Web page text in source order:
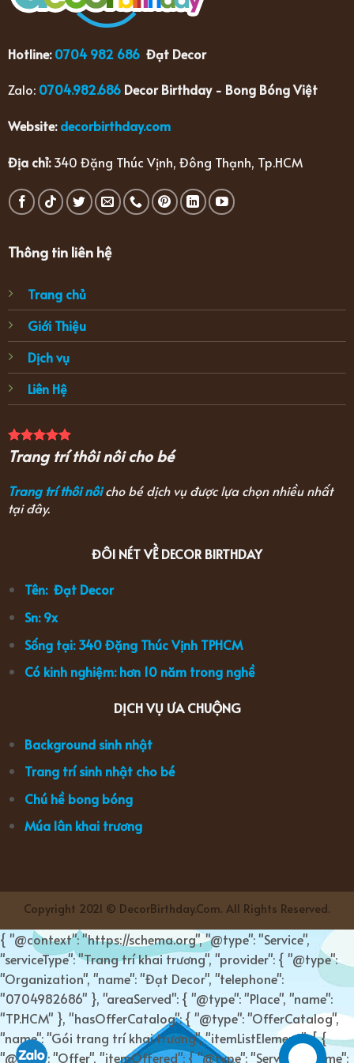
Hotline:0704 982 686 Đạt Decor
Zalo: 0704.982.686 Decor Birthday - Bong Bóng Việt
Website:decorbirthday.com
Địa chỉ:340 Đặng Thúc Vịnh, Đông Thạnh, Tp.HCM
Thông tin liên hệ
Trang chủ
Giới Thiệu
Dịch vụ
Liên Hệ
Trang trí thôi nôi cho bé
Trang trí thôi nôicho bé dịch vụ được lựa chọn nhiều nhất
tại đây.
ĐÔI NÉT VỀ DECOR BIRTHDAY
Tên: Đạt Decor
Sn: 9x
Sống tại: 340 Đặng Thúc Vịnh TPHCM
Có kinh nghiệm: hơn 10 năm trong nghề
DỊCH VỤ ƯA CHUỘNG
Background sinh nhật
Trang trí sinh nhật cho bé
Chú hề bong bóng
Múa lân khai trương
Copyright 2021 © DecorBirthday.Com. All Rights Reserved.
{ "@context": "https://schema.org", "@type": "Service",
"serviceType": "Trang trí khai trương", "provider": { "@type":
"Organization", "name": "Đạt Decor", "telephone":
"0704982686" }, "areaServed": { "@type": "Place", "name":
"TP.HCM" }, "hasOfferCatalog": { "@type": "OfferCatalog",
"name": "Gói trang trí khai trương", "itemListElement": [ {
"@type": "Offer", "itemOffered": { "@type": "Service", "name":